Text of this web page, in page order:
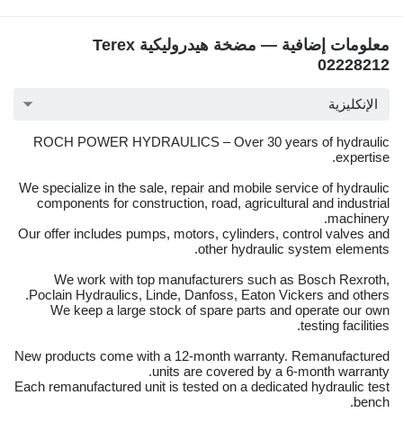
معلومات إضافية — مضخة هيدروليكية Terex
02228212
الإنكليزية
ROCH POWER HYDRAULICS – Over 30 years of hydraulic
expertise.
We specialize in the sale, repair and mobile service of hydraulic
components for construction, road, agricultural and industrial
machinery.
Our offer includes pumps, motors, cylinders, control valves and
other hydraulic system elements.
We work with top manufacturers such as Bosch Rexroth,
Poclain Hydraulics, Linde, Danfoss, Eaton Vickers and others.
We keep a large stock of spare parts and operate our own
testing facilities.
New products come with a 12-month warranty. Remanufactured
units are covered by a 6-month warranty.
Each remanufactured unit is tested on a dedicated hydraulic test
bench.